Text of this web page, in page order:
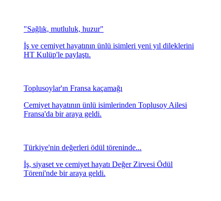
"Sağlık, mutluluk, huzur"
İş ve cemiyet hayatının ünlü isimleri yeni yıl dileklerini
HT Kulüp'le paylaştı.
Toplusoylar'ın Fransa kaçamağı
Cemiyet hayatının ünlü isimlerinden Toplusoy Ailesi
Fransa'da bir araya geldi.
Türkiye'nin değerleri ödül töreninde...
İş, siyaset ve cemiyet hayatı Değer Zirvesi Ödül
Töreni'nde bir araya geldi.